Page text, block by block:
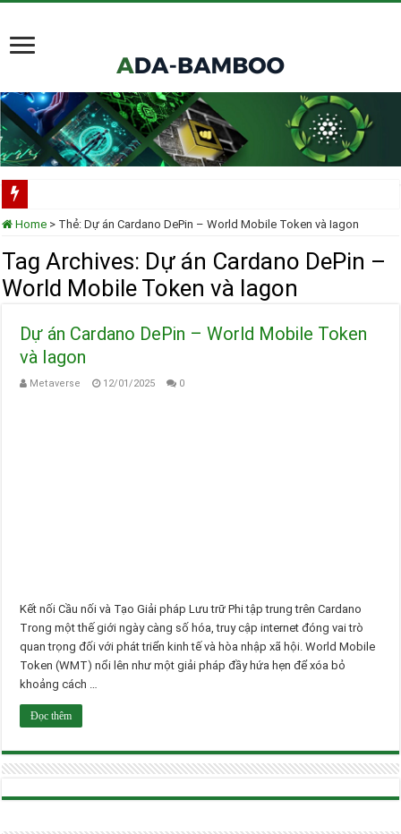
Scorechain tích hợp toàn diện Cardano cho việc tuân thủ và điều tra blockchain
Cardano ADA liên tục được thêm vào danh mục ETF của các tổ chức lớn
Cardano tại TOKEN2049 Singapore 2025
Tầm nhìn của Charles Hoskinson về Cardano và Bitcoin DeFi
Home > Thẻ:Dự án Cardano DePin – World Mobile Token và Iagon
Tag Archives: Dự án Cardano DePin –
World Mobile Token và Iagon
Dự án Cardano DePin – World Mobile Token
và Iagon
Metaverse 12/01/2025 0
Kết nối Cầu nối và Tạo Giải pháp Lưu trữ Phi tập trung trên Cardano
Trong một thế giới ngày càng số hóa, truy cập internet đóng vai trò
quan trọng đối với phát triển kinh tế và hòa nhập xã hội. World Mobile
Token (WMT) nổi lên như một giải pháp đầy hứa hẹn để xóa bỏ
khoảng cách …
Đọc thêm